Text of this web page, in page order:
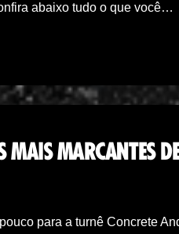
abaixo tudo o que você…
MAIS MARCANTES
para a turnê Concrete